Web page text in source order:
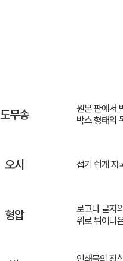
도무송
원본 판에서
박스 형태의
오시 접기 쉽게 자
형압
로고나 글자
위로 튀어나
인쇄물의 장